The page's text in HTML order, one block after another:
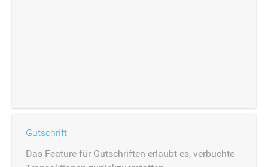
Gutschrift
Das Feature für Gutschriften erlaubt es, verbuchte